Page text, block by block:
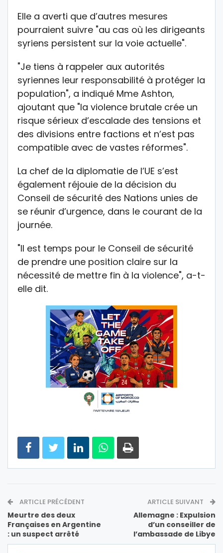
Elle a averti que d’autres mesures
pourraient suivre "au cas où les dirigeants
syriens persistent sur la voie actuelle".
"Je tiens à rappeler aux autorités
syriennes leur responsabilité à protéger la
population", a indiqué Mme Ashton,
ajoutant que "la violence brutale crée un
risque sérieux d’escalade des tensions et
des divisions entre factions et n’est pas
compatible avec de vastes réformes".
La chef de la diplomatie de l’UE s’est
également réjouie de la décision du
Conseil de sécurité des Nations unies de
se réunir d’urgence, dans le courant de la
journée.
"Il est temps pour le Conseil de sécurité
de prendre une position claire sur la
nécessité de mettre fin à la violence", a-t-
elle dit.
ARTICLE PRÉCÉDENT
Meurtre des deux
Françaises en Argentine
: un suspect arrêté
ARTICLE SUIVANT
Allemagne : Expulsion
d’un conseiller de
l’ambassade de Libye